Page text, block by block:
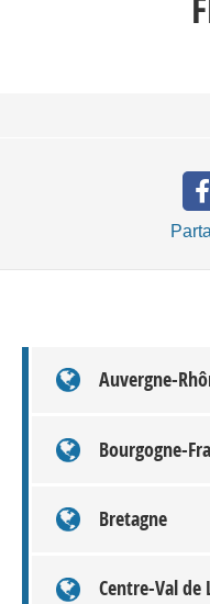
Auvergne-
Bourgogne-
Bretagne
Centre-Val de